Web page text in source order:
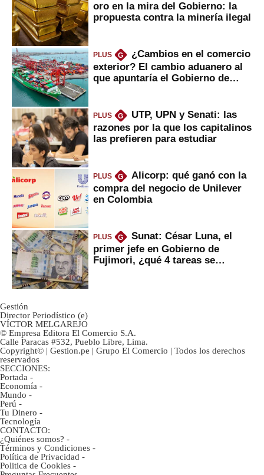
oro en la mira del Gobierno: la
propuesta contra la minería ilegal
PLUS G
¿Cambios en el comercio
exterior? El cambio aduanero al
que apuntaría el Gobierno de
PLUS G
UTP, UPN y Senati: las
razones por la que los capitalinos
las prefieren para estudiar
PLUS G
Alicorp: qué ganó con la
compra del negocio de Unilever
en Colombia
PLUS G
Sunat: César Luna, el
primer jefe en Gobierno de
Fujimori, ¿qué 4 tareas se
Gestión
Director Periodístico (e)
VÍCTOR MELGAREJO
© Empresa Editora El Comercio S.A.
Calle Paracas #532, Pueblo Libre, Lima.
Copyright© | Gestion.pe | Grupo El Comercio | Todos los derechos
reservados
SECCIONES:
Portada -
Economía -
Mundo -
Perú -
Tu Dinero -
Tecnología
CONTACTO:
¿Quiénes somos? -
Términos y Condiciones -
Política de Privacidad -
Politica de Cookies -